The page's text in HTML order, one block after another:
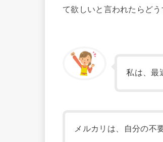
私は、最
メルカリは、自分の不